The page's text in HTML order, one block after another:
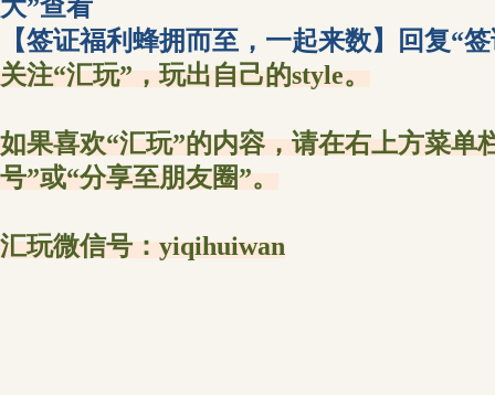
大”查看
【签证福利蜂拥而至，一起来数】回复“
关注“汇玩”，玩出自己的style。
如果喜欢“汇玩”的内容，请在右上方菜单
号”或“分享至朋友圈”。
汇玩微信号：yiqihuiwan